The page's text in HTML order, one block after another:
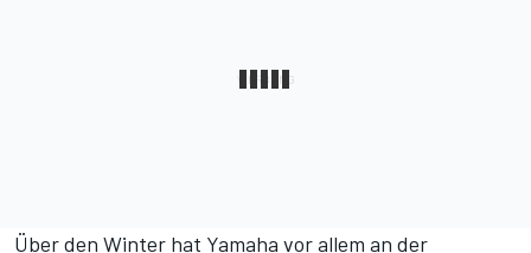
Über den Winter hat Yamaha vor allem an der